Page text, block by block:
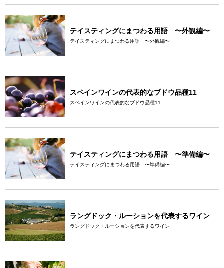
テイスティングにまつわる用語 〜外観編〜
テイスティングにまつわる用語 〜外観編〜
スペインワインの代表的なブドウ品種11
スペインワインの代表的なブドウ品種11
テイスティングにまつわる用語 〜準備編〜
テイスティングにまつわる用語 〜準備編〜
ラングドック・ルーションを代表するワイン
ラングドック・ルーションを代表するワイン